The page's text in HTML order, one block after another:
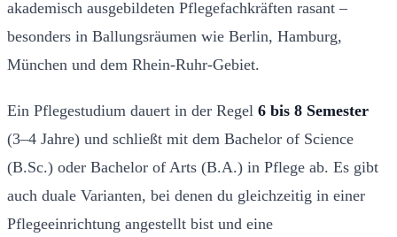
akademisch ausgebildeten Pflegefachkräften rasant –
besonders in Ballungsräumen wie Berlin, Hamburg,
München und dem Rhein-Ruhr-Gebiet.
Ein Pflegestudium dauert in der Regel 6 bis 8 Semester
(3–4 Jahre) und schließt mit dem Bachelor of Science
(B.Sc.) oder Bachelor of Arts (B.A.) in Pflege ab. Es gibt
auch duale Varianten, bei denen du gleichzeitig in einer
Pflegeeinrichtung angestellt bist und eine